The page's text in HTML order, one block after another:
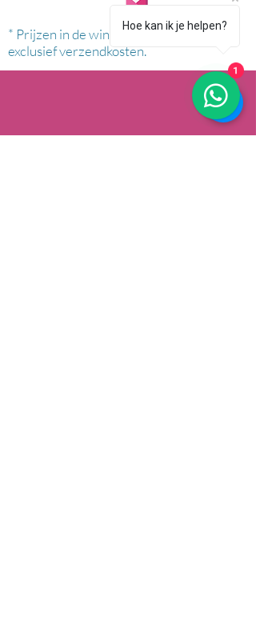
* Prijzen in de winkel zijn inclusief btw en
exclusief verzendkosten.
Hoe kan ik je helpen?
1